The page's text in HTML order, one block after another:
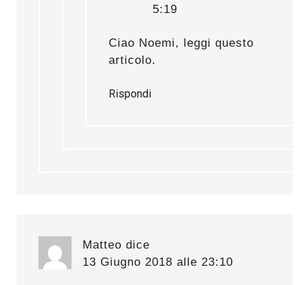
5:19
Ciao Noemi, leggiquesto
articolo.
Rispondi
Matteo dice
13 Giugno 2018 alle 23:10